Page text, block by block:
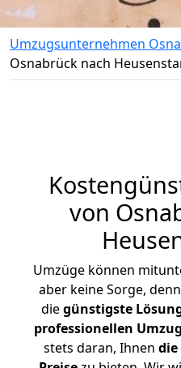
Umzugsunternehmen
Osnabrück nach
von
Umzüge können
aber keine Sorge,
diegünstigste
professionellen
stets daran, Ihnen die